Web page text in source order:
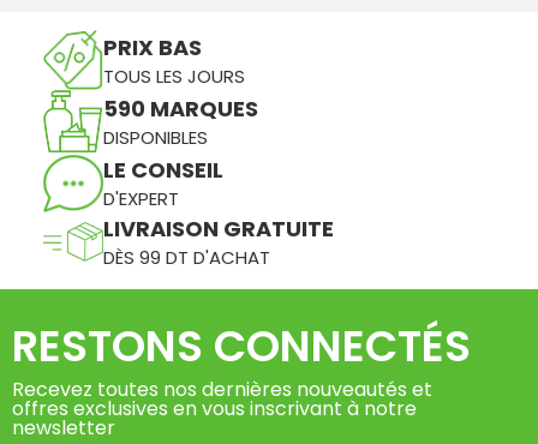
PRIX BAS
TOUS LES JOURS
590 MARQUES
DISPONIBLES
LE CONSEIL
D'EXPERT
LIVRAISON GRATUITE
DÈS 99 DT D'ACHAT
RESTONS CONNECTÉS
Recevez toutes nos dernières nouveautés et
offres exclusives en vous inscrivant à notre
newsletter